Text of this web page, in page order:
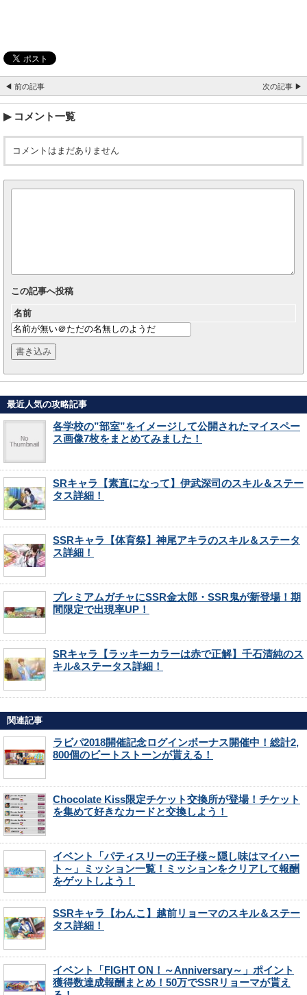
◀ 前の記事 次の記事 ▶
コメント一覧
コメントはまだありません
この記事へ投稿
名前
最近人気の攻略記事
各学校の”部室”をイメージして公開されたマイスペー
ス画像7枚をまとめてみました！
SRキャラ【素直になって】伊武深司のスキル＆ステー
タス詳細！
SSRキャラ【体育祭】神尾アキラのスキル＆ステータ
ス詳細！
プレミアムガチャにSSR金太郎・SSR鬼が新登場！期
間限定で出現率UP！
SRキャラ【ラッキーカラーは赤で正解】千石清純のス
キル&ステータス詳細！
関連記事
ラビパ2018開催記念ログインボーナス開催中！総計2,
800個のビートストーンが貰える！
Chocolate Kiss限定チケット交換所が登場！チケット
を集めて好きなカードと交換しよう！
イベント「パティスリーの王子様～隠し味はマイハー
ト～」ミッション一覧！ミッションをクリアして報酬
をゲットしよう！
SSRキャラ【わんこ】越前リョーマのスキル＆ステー
タス詳細！
イベント「FIGHT ON！～Anniversary～」ポイント
獲得数達成報酬まとめ！50万でSSRリョーマが貰え